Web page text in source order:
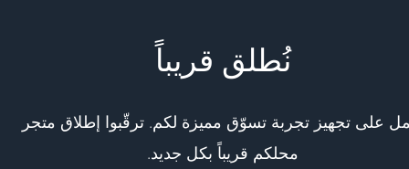
نُطلق قريباً
على تجهيز تجربة تسوّق مميزة لكم. ترقّبوا إطلاق متجر
محلكم قريباً بكل جديد.